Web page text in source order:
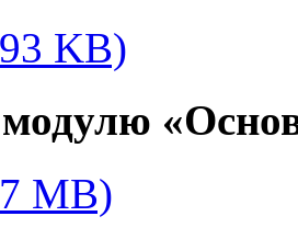
KB)
MB)